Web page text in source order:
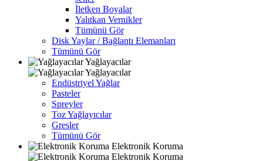
İletken Boyalar
Yalıtkan Vernikler
Tümünü Gör
Disk Yaylar / Bağlantı Elemanları
Tümünü Gör
Yağlayacılar
Yağlayacılar
Endüstriyel Yağlar
Pasteler
Spreyler
Toz Yağlayıcılar
Gresler
Tümünü Gör
Elektronik Koruma
Elektronik Koruma